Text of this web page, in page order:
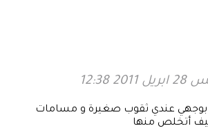
12:38
بوجهي عندي ثقوب صغيرة و مسامات
أتخلص منها